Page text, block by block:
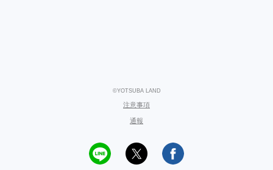
©YOTSUBA LAND
注意事項
通報